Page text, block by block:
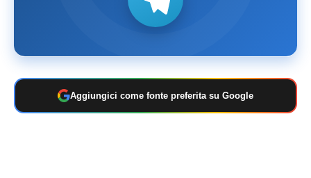
Aggiungici come fonte preferita su Google